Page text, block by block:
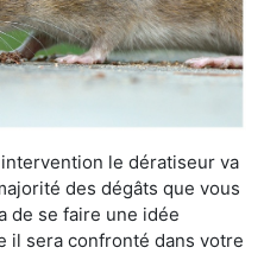
le dératiseur va
des dégâts que vous
de se faire une idée
il sera confronté dans votre